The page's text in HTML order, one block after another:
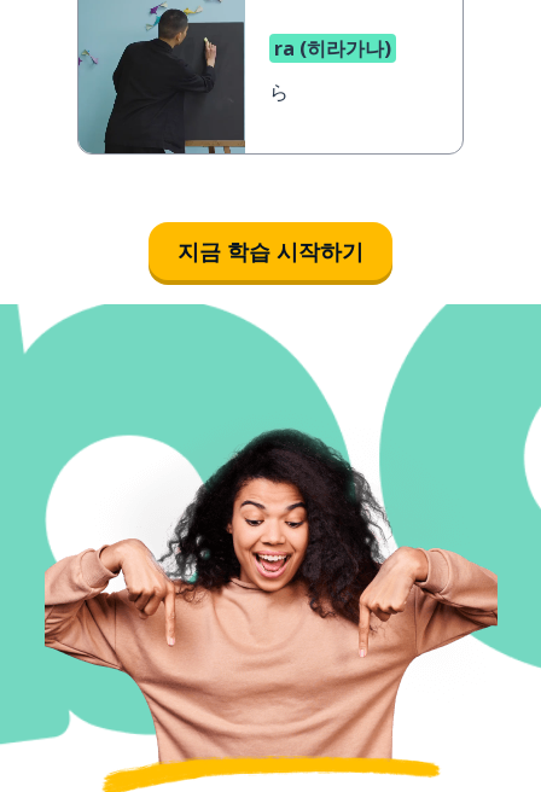
ra (히라가나)
ら
지금 학습 시작하기